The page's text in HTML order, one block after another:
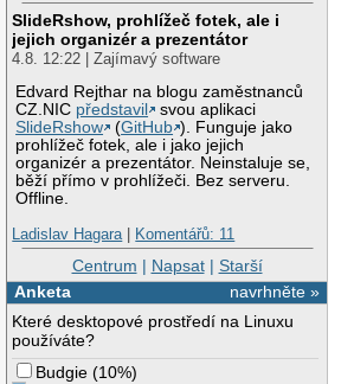
SlideRshow, prohlížeč fotek, ale i
jejich organizér a prezentátor
4.8. 12:22 | Zajímavý software
Edvard Rejthar na blogu zaměstnanců
CZ.NIC představil
svou aplikaci
SlideRshow
(GitHub ). Funguje jako
prohlížeč fotek, ale i jako jejich
organizér a prezentátor. Neinstaluje se,
běží přímo v prohlížeči. Bez serveru.
Offline.
Ladislav Hagara| Komentářů: 11
Centrum | Napsat| Starší
navrhněte »
Anketa
Které desktopové prostředí na Linuxu
používáte?
Budgie (10%)